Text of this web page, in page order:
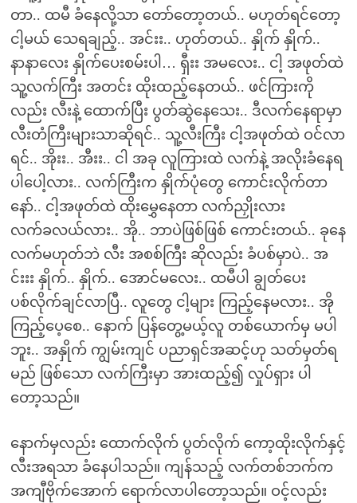
တာ.. ထမီ ခံနေလို့သာ တော်တော့တယ်.. မဟုတ်ရင်တော့
ငါ့မယ် သေရချည့်.. အင်းး.. ဟုတ်တယ်.. နှိုက် နှိုက်..
နာနာလေး နှိုက်ပေးစမ်းပါ… ရှီးး အမလေး.. ငါ့ အဖုတ်ထဲ
သူ့လက်ကြီး အတင်း ထိုးထည့်နေတယ်.. ဖင်ကြားကို
လည်း လီးနဲ့ ထောက်ပြီး ပွတ်ဆွဲနေသေး.. ဒီလက်နေရာမှာ
လီးတံကြီးများသာဆိုရင်.. သူ့လီးကြီး ငါ့အဖုတ်ထဲ ဝင်လာ
ရင်.. အိုးး.. အီးး.. ငါ အခု လူကြားထဲ လက်နဲ့ အလိုးခံနေရ
ပါပေါ့လား.. လက်ကြီးက နှိုက်ပုံတွေ ကောင်းလိုက်တာ
နော်.. ငါ့အဖုတ်ထဲ ထိုးမွှေနေတာ လက်ညှိုးလား
လက်ခလယ်လား.. အို.. ဘာပဲဖြစ်ဖြစ် ကောင်းတယ်.. ခုနေ
လက်မဟုတ်ဘဲ လီး အစစ်ကြီး ဆိုလည်း ခံပစ်မှာပဲ.. အ
င်းးး နှိုက်.. နှိုက်.. အောင်မလေး.. ထမီပါ ချွတ်ပေး
ပစ်လိုက်ချင်လာပြီ.. လူတွေ ငါ့များ ကြည့်နေမလား.. အို
ကြည့်ပေ့စေ.. နောက် ပြန်တွေ့မယ့်လူ တစ်ယောက်မှ မပါ
ဘူး.. အနှိုက် ကျွမ်းကျင် ပညာရှင်အဆင့်ဟု သတ်မှတ်ရ
မည် ဖြစ်သော လက်ကြီးမှာ အားထည့်၍ လှုပ်ရှား ပါ
တော့သည်။
နောက်မှလည်း ထောက်လိုက် ပွတ်လိုက် ကော့ထိုးလိုက်နှင့်
လီးအရသာ ခံနေပါသည်။ ကျန်သည့် လက်တစ်ဘက်က
အကျီဗိုက်အောက် ရောက်လာပါတော့သည်။ ဝင့်လည်း